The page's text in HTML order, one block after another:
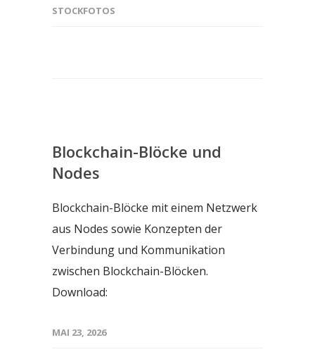
STOCKFOTOS
Blockchain-Blöcke und
Nodes
Blockchain-Blöcke mit einem Netzwerk
aus Nodes sowie Konzepten der
Verbindung und Kommunikation
zwischen Blockchain-Blöcken.
Download:
MAI 23, 2026